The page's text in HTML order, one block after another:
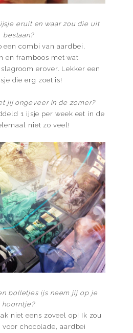
eruit en waar zou die uit
bestaan?
een combi van aardbei,
en framboos met wat
erover. Lekker een
die erg zoet is!
jij ongeveer in de zomer?
1 ijsje per week eet in de
niet zo veel!
bolletjes ijs neem jij op je
hoorntje?
niet eens zoveel op! Ik zou
chocolade, aardbei